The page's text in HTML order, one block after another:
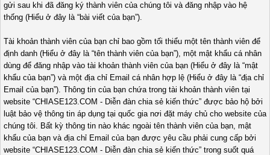
gửi sau khi đã đăng ký thành viên của chúng tôi và đăng nhập vào hệ
thống (Hiểu ở đây là “bài viết của bạn”).
Tài khoản thành viên của bạn chỉ bao gồm tối thiểu một tên thành viên để
định danh (Hiểu ở đây là “tên thành viên của bạn”), một mật khẩu cá nhân
dùng để đăng nhập vào tài khoản thành viên của bạn (Hiểu ở đây là “mật
khẩu của bạn”) và một địa chỉ Email cá nhân hợp lệ (Hiểu ở đây là “địa chỉ
Email của bạn”). Thông tin của bạn chứa trong tài khoản thành viên tại
website “CHIASE123.COM - Diễn đàn chia sẻ kiến thức” được bảo hộ bởi
luật bảo vệ thông tin áp dụng tại quốc gia nơi đặt máy chủ cho website của
chúng tôi. Bất kỳ thông tin nào khác ngoài tên thành viên của bạn, mật
khẩu của bạn và địa chỉ Email của bạn được yêu cầu phải cung cấp bởi
website “CHIASE123.COM - Diễn đàn chia sẻ kiến thức” trong suốt quá